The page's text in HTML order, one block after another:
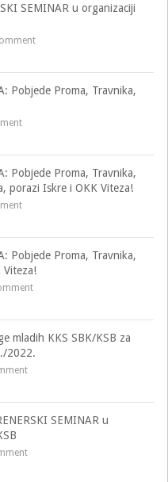
SEMINAR u organizaciji
Pobjede Proma, Travnika,
Pobjede Proma, Travnika,
porazi Iskre i OKK Viteza!
Pobjede Proma, Travnika,
Viteza!
mladih KKS SBK/KSB za
2022.
SEMINAR u